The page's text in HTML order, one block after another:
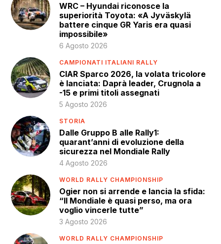
WRC – Hyundai riconosce la
superiorità Toyota: «A Jyväskylä
battere cinque GR Yaris era quasi
impossibile»
6 Agosto 2026
CAMPIONATI ITALIANI RALLY
CIAR Sparco 2026, la volata tricolore
è lanciata: Daprà leader, Crugnola a
-15 e primi titoli assegnati
5 Agosto 2026
STORIA
Dalle Gruppo B alle Rally1:
quarant’anni di evoluzione della
sicurezza nel Mondiale Rally
4 Agosto 2026
WORLD RALLY CHAMPIONSHIP
Ogier non si arrende e lancia la sfida:
“Il Mondiale è quasi perso, ma ora
voglio vincerle tutte”
3 Agosto 2026
WORLD RALLY CHAMPIONSHIP